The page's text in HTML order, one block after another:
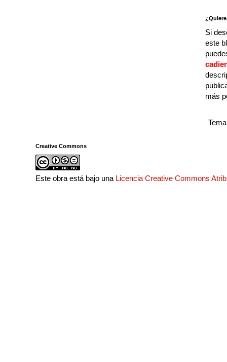
Si
este
más
Creative Commons
Este obra está bajo una Licencia Creative Commons